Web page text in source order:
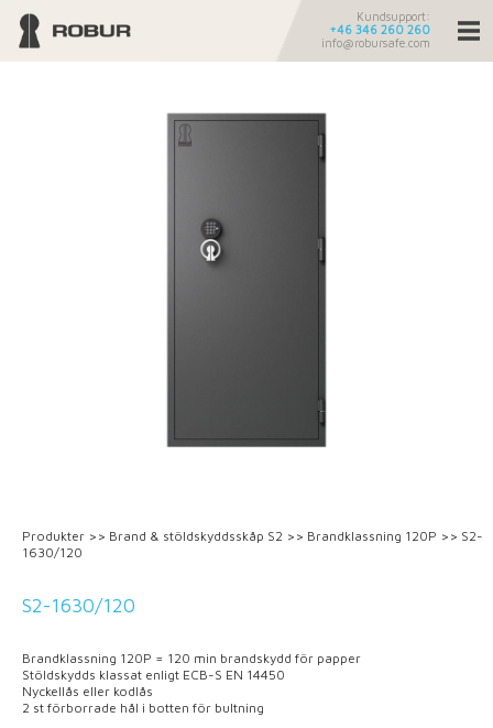
Kundsupport:
+46 346 260 260
info@robursafe.com
Produkter >> Brand & stöldskyddsskåp S2 >> Brandklassning 120P >> S2-
1630/120
S2-1630/120
Brandklassning 120P = 120 min brandskydd för papper
Stöldskydds klassat enligt ECB-S EN 14450
Nyckellås eller kodlås
2 st förborrade hål i botten för bultning